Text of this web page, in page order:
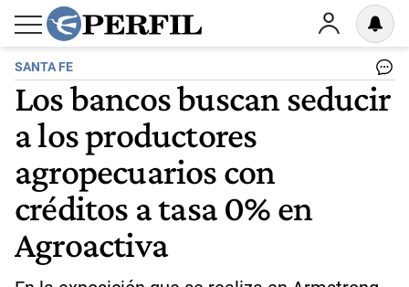
SANTA FE
Los bancos buscan seducir
a los productores
agropecuarios con
créditos a tasa 0% en
Agroactiva